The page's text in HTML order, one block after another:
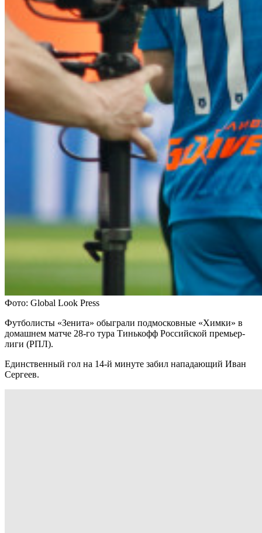
Фото: Global Look Press
Футболисты «Зенита» обыграли подмосковные «Химки» в
домашнем матче 28-го тура Тинькофф Российской премьер-
лиги (РПЛ).
Единственный гол на 14-й минуте забил нападающий Иван
Сергеев.